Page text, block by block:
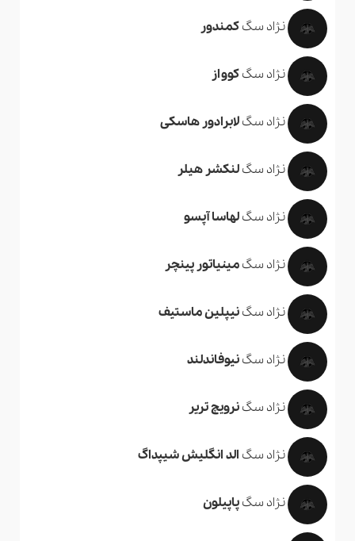
نژاد سگکمندور
نژاد سگکوواز
نژاد سگلابرادور هاسکی
نژاد سگلنکشر هیلر
نژاد سگلهاسا آپسو
نژاد سگمینیاتور پینچر
نژاد سگنیپلین ماستیف
نژاد سگنیوفاندلند
نژاد سگنرویچ تریر
نژاد سگ الد انگلیش شیپداگ
نژاد سگپاپیلون